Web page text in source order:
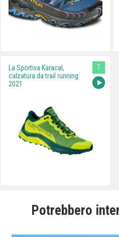
La Sportiva Karacal,
calzatura da trail running
2021
T
Potrebbero